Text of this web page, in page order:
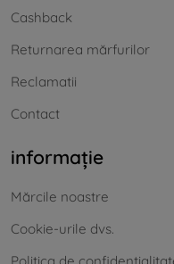
Cashback
Returnarea mărfurilor
Reclamatii
Contact
informație
Mărcile noastre
Cookie-urile dvs.